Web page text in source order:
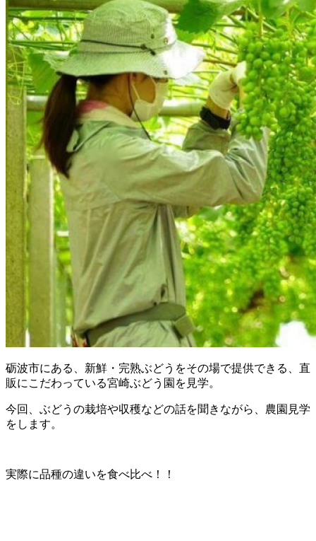
砺波市にある、新鮮・完熟ぶどうをその場で提供できる、直
販にこだわっている宮崎ぶどう園を見学。
今回、ぶどうの栽培や収穫などの話を聞きながら、農園見学
をします。
実際に品種の違いを食べ比べ！！